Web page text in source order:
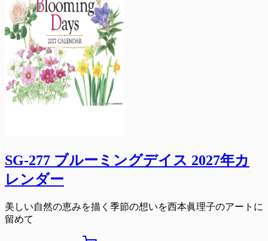
SG-277 ブルーミングデイス 2027年カ
レンダー
美しい自然の恵みを描く季節の想いを西本眞理子のアートに
留めて